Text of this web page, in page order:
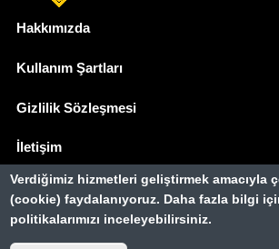
Hakkımızda
Kullanım Şartları
Gizlilik Sözleşmesi
İletişim
Basında Biz
Gezimanya Turizm,
Verdiğimiz hizmetleri geliştirmek amacıyla
(cookie) faydalanıyoruz. Daha fazla bilgi
politikalarımızı inceleyebilirsiniz.